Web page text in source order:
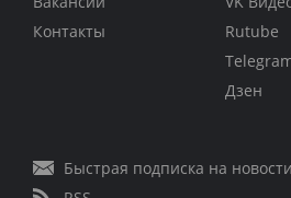
Контакты
Rutube
Дзен
Быстрая подписка на новости